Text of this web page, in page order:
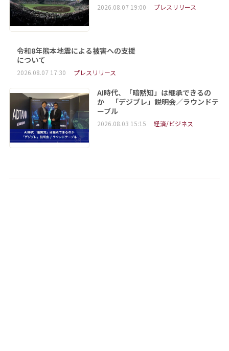
2026.08.07 19:00 プレスリリース
令和8年熊本地震による被害への支援
について
2026.08.07 17:30 プレスリリース
AI時代、「暗黙知」は継承できるの
か 「デジブレ」説明会／ラウンドテ
ーブル
2026.08.03 15:15 経済/ビジネス